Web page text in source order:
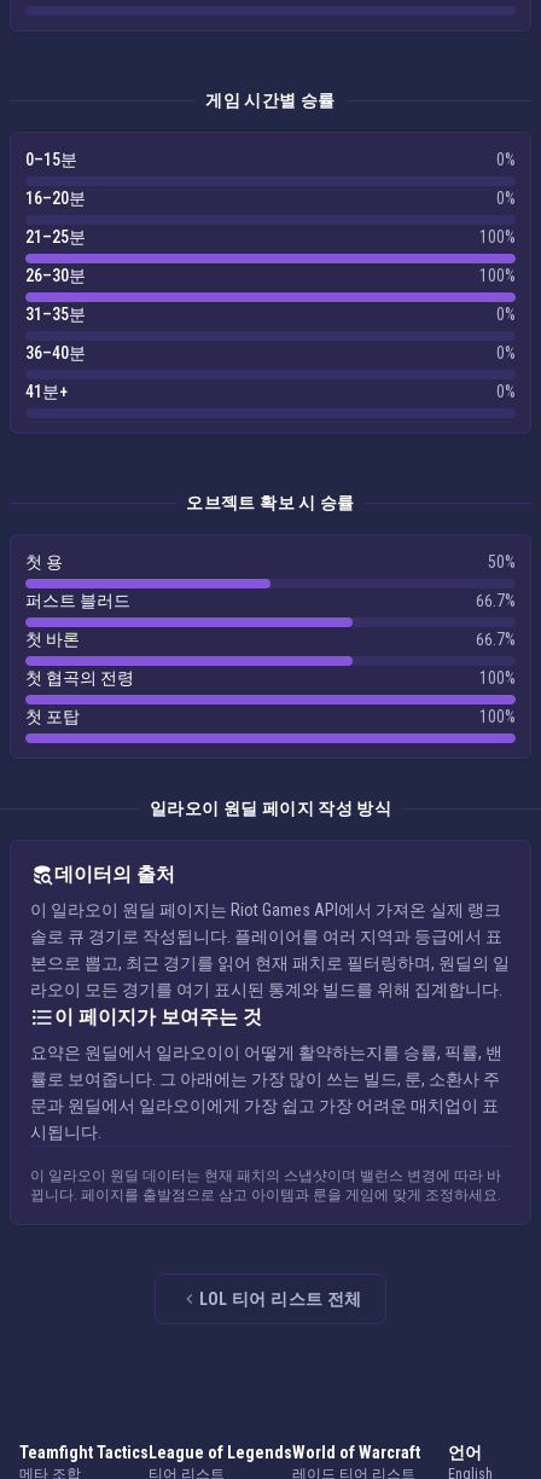
게임 시간별 승률
0–15분
0%
16–20분
0%
21–25분
100%
26–30분
100%
31–35분
0%
36–40분
0%
41분+
0%
오브젝트 확보 시 승률
첫 용
50%
퍼스트 블러드
66.7%
첫 바론
66.7%
첫 협곡의 전령
100%
첫 포탑
100%
일라오이 원딜 페이지 작성 방식
데이터의 출처
이 일라오이 원딜 페이지는 Riot Games API에서 가져온 실제 랭크
솔로 큐 경기로 작성됩니다. 플레이어를 여러 지역과 등급에서 표
본으로 뽑고, 최근 경기를 읽어 현재 패치로 필터링하며, 원딜의 일
라오이 모든 경기를 여기 표시된 통계와 빌드를 위해 집계합니다.
이 페이지가 보여주는 것
요약은 원딜에서 일라오이이 어떻게 활약하는지를 승률, 픽률, 밴
률로 보여줍니다. 그 아래에는 가장 많이 쓰는 빌드, 룬, 소환사 주
문과 원딜에서 일라오이에게 가장 쉽고 가장 어려운 매치업이 표
시됩니다.
이 일라오이 원딜 데이터는 현재 패치의 스냅샷이며 밸런스 변경에 따라 바
뀝니다. 페이지를 출발점으로 삼고 아이템과 룬을 게임에 맞게 조정하세요.
LOL 티어 리스트 전체
Teamfight Tactics
메타 조합
League of Legends
티어 리스트
World of Warcraft
레이드 티어 리스트
언어
English